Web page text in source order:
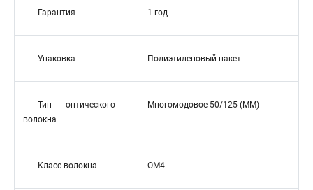
Гарантия 1 год
Упаковка Полиэтиленовый пакет
Тип оптического
волокна
Многомодовое 50/125 (MM)
Класс волокна OM4